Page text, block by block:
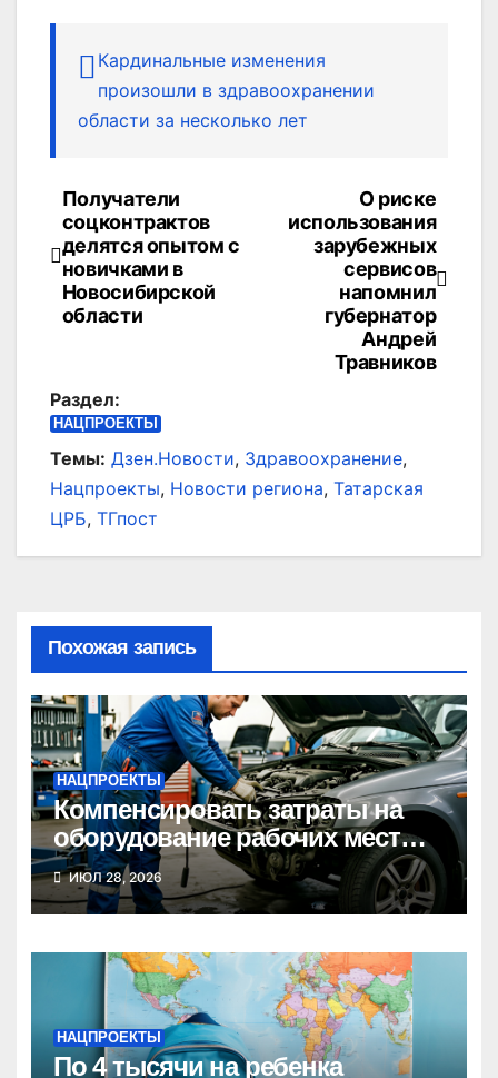
Кардинальные изменения
произошли в здравоохранении
области за несколько лет
Навигация
по
записям
О риске
использования
зарубежных
сервисов
напомнил
губернатор
Андрей
Травников
Получатели
соцконтрактов
делятся опытом с
новичками в
Новосибирской
области
Раздел:
НАЦПРОЕКТЫ
Темы: Дзен.Новости, Здравоохранение,
Нацпроекты, Новости региона, Татарская
ЦРБ, ТГпост
Похожая запись
НАЦПРОЕКТЫ
Компенсировать затраты на
оборудование рабочих мест
может новосибирский бизнес
ИЮЛ 28, 2026
НАЦПРОЕКТЫ
По 4 тысячи на ребенка